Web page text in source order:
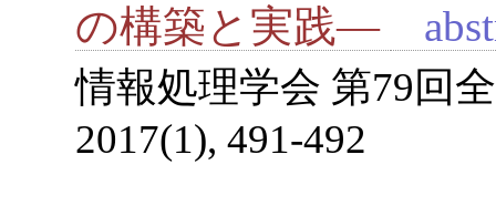
の構築と実践―
情報処理学会 第79回
2017(1), 491-492